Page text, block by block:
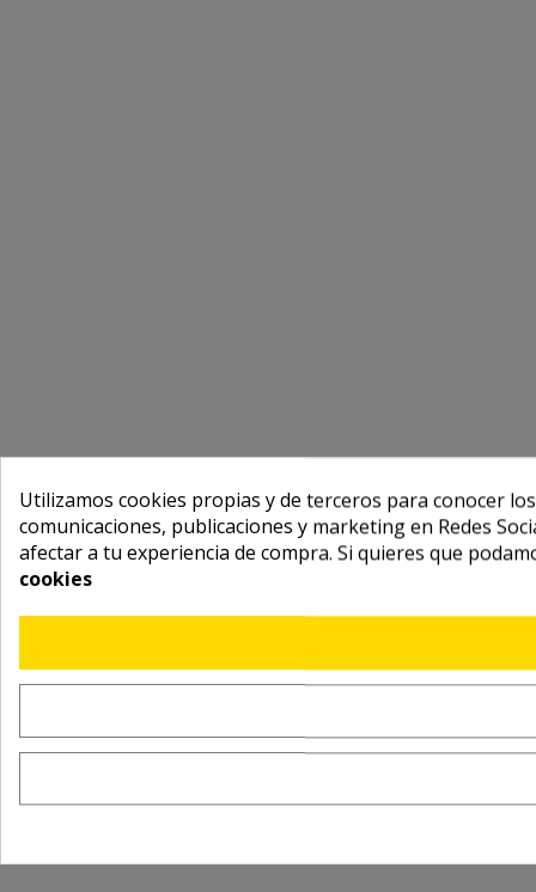
Utilizamos cookies propias y de terceros para conocer
comunicaciones, publicaciones y marketing en Redes
afectar a tu experiencia de compra. Si quieres que
cookies